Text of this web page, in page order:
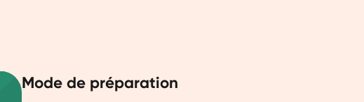
Mode de préparation